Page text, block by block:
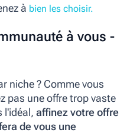
à bien les choisir.
à vous -
niche ? Comme vous
pas une offre trop vaste
l'idéal, affinez votre offre
de vous une